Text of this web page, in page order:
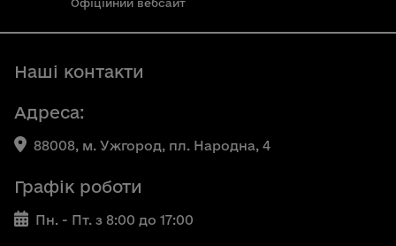
Офіційний вебсайт
Наші контакти
Адреса:
88008, м. Ужгород, пл. Народна, 4
Графік роботи
Пн. - Пт. з 8:00 до 17:00